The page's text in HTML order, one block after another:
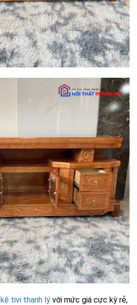
kệ tivi thanh lý với mức giá cực kỳ rẻ,